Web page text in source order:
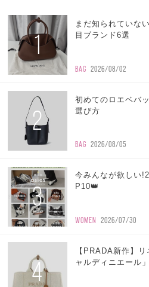
1
まだ知られていな
目ブランド6選
BAG 2026/08/02
2
初めてのロエベバ
選び方
BAG 2026/08/05
3
今みんなが欲しい
P10👑
WOMEN 2026/07/30
4
【PRADA新作】
ャルディニエール